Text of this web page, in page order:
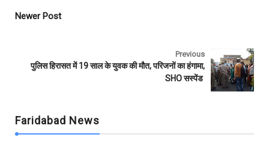
o
k
r
Newer Post
Previous
पुलिस हिरासत में 19 साल के युवक की मौत, परिजनों का हंगामा,
SHO सस्पेंड
Faridabad News